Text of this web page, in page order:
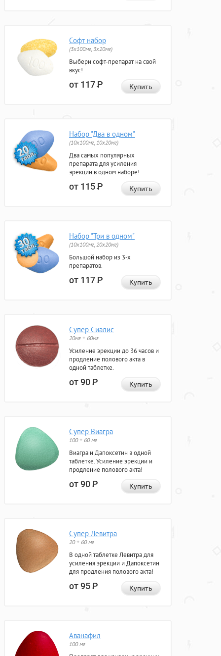
Софт набор
(3x100мг, 3x20мг)
Выбери софт-препарат на свой
вкус!
от 117Р Купить
Набор "Два в одном"
(10x100мг, 10x20мг)
Два самых популярных
препарата для усиления
эрекции в одном наборе!
от 115Р Купить
Набор "Три в одном"
(10x100мг, 20x20мг)
Большой набор из 3-х
препаратов.
от 117Р Купить
Супер Сиалис
20мг + 60мг
Усиление эрекции до 36 часов и
продление полового акта в
одной таблетке.
от 90Р Купить
Супер Виагра
100 + 60 мг
Виагра и Дапоксетин в одной
таблетке. Усиление эрекции и
продление полового акта!
от 90Р Купить
Супер Левитра
20 + 60 мг
В одной таблетке Левитра для
усиления эрекции и Дапоксетин
для продления полового акта!
от 95Р Купить
Аванафил
100 мг